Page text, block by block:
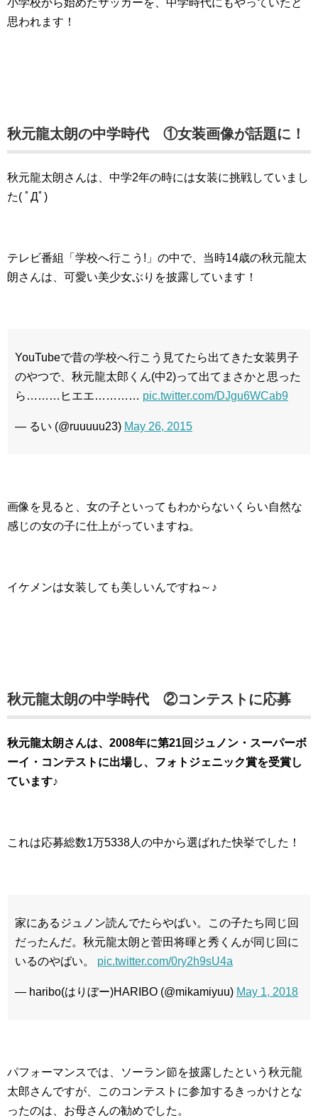
小学校から始めたサッカーを、中学時代にもやっていたと
思われます！
秋元龍太朗の中学時代 ①女装画像が話題に！
秋元龍太朗さんは、中学2年の時には女装に挑戦していまし
た( ﾟДﾟ)
テレビ番組「学校へ行こう!」の中で、当時14歳の秋元龍太
朗さんは、可愛い美少女ぶりを披露しています！
YouTubeで昔の学校へ行こう見てたら出てきた女装男子
のやつで、秋元龍太郎くん(中2)って出てまさかと思った
ら………ヒエエ………… pic.twitter.com/DJgu6WCab9
— るい (@ruuuuu23) May 26, 2015
画像を見ると、女の子といってもわからないくらい自然な
感じの女の子に仕上がっていますね。
イケメンは女装しても美しいんですね～♪
秋元龍太朗の中学時代 ②コンテストに応募
秋元龍太朗さんは、2008年に第21回ジュノン・スーパーボ
ーイ・コンテストに出場し、フォトジェニック賞を受賞し
ています♪
これは応募総数1万5338人の中から選ばれた快挙でした！
家にあるジュノン読んでたらやばい。この子たち同じ回
だったんだ。秋元龍太朗と菅田将暉と秀くんが同じ回に
いるのやばい。 pic.twitter.com/0ry2h9sU4a
— haribo(はりぼー)HARIBO (@mikamiyuu) May 1, 2018
パフォーマンスでは、ソーラン節を披露したという秋元龍
太郎さんですが、このコンテストに参加するきっかけとな
ったのは、お母さんの勧めでした。